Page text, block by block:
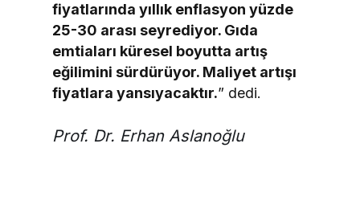
fiyatlarında yıllık enflasyon yüzde
25-30 arası seyrediyor. Gıda
emtiaları küresel boyutta artış
eğilimini sürdürüyor. Maliyet artışı
fiyatlara yansıyacaktır.” dedi.
Prof. Dr. Erhan Aslanoğlu